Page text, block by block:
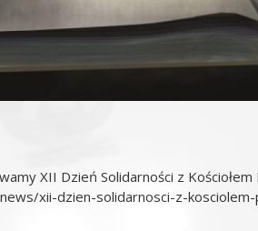
XII Dzień Solidarności z
xii-dzien-solidarnosci-z-